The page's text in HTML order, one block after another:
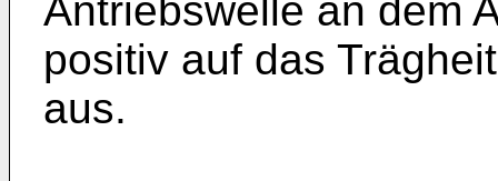
Antriebswelle an dem
positiv auf das
aus.